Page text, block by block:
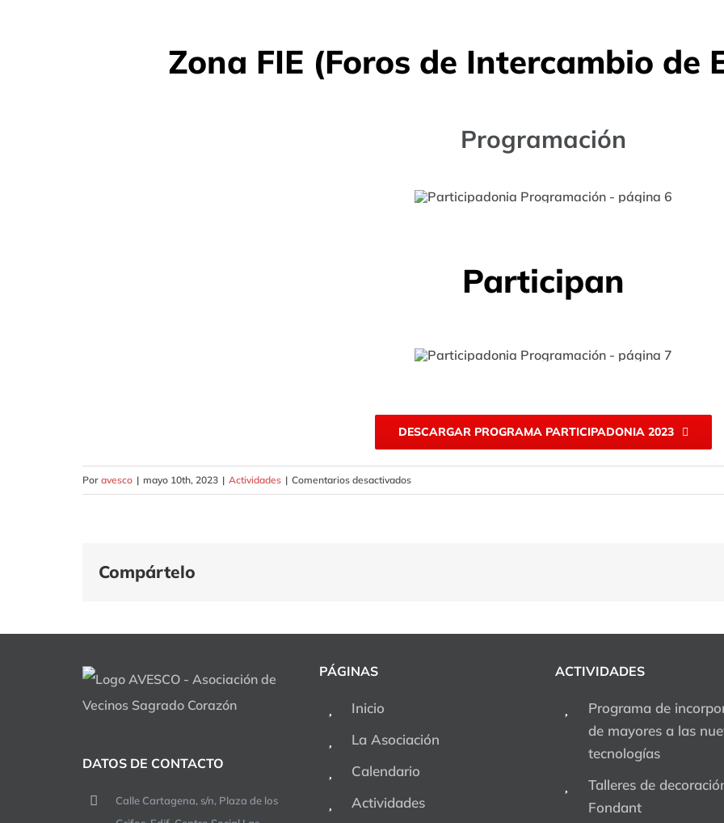
Zona FIE (Foros de Intercambio de
Programación
Participan
DESCARGAR PROGRAMA PARTICIPADONIA 2023
Por avesco | mayo 10th, 2023 | Actividades | Comentarios desactivadosen
Participadonia
Compártelo
DATOS DE CONTACTO
Calle Cartagena, s/n, Plaza de los
PÁGINAS
Inicio
La Asociación
Calendario
Actividades
ACTIVIDADES
Programa de
de mayores a las
tecnologías
Talleres de
Fondant